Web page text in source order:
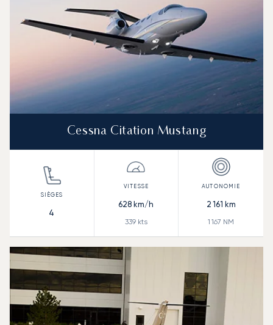
Cessna Citation Mustang
4
628 km/h
339kts
2 161 km
1 167 NM